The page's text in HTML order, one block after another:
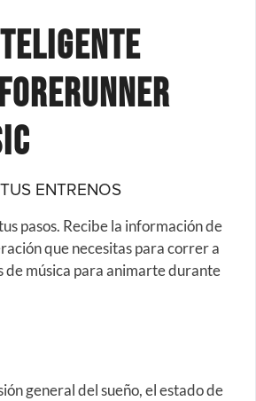
ENTRENOS
pasos. Recibe la información de
que necesitas para correr a
de música para animarte durante
general del sueño, el estado de